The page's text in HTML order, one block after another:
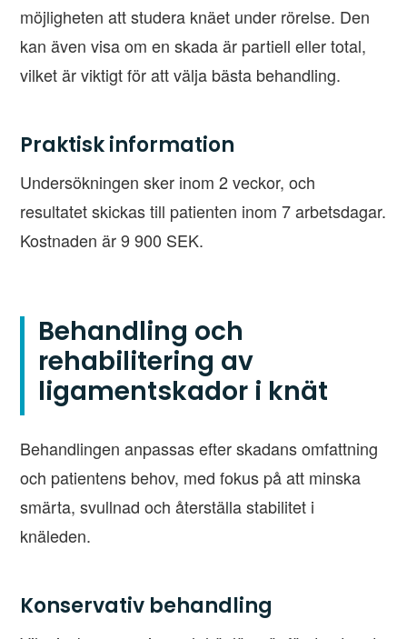
möjligheten att studera knäet under rörelse. Den
kan även visa om en skada är partiell eller total,
vilket är viktigt för att välja bästa behandling.
Praktisk information
Undersökningen sker inom 2 veckor, och
resultatet skickas till patienten inom 7 arbetsdagar.
Kostnaden är 9 900 SEK.
Behandling och
rehabilitering av
ligamentskador i knät
Behandlingen anpassas efter skadans omfattning
och patientens behov, med fokus på att minska
smärta, svullnad och återställa stabilitet i
knäleden.
Konservativ behandling